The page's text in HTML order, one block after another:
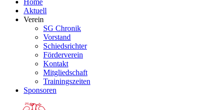
Home
Aktuell
Verein
SG Chronik
Vorstand
Schiedsrichter
Förderverein
Kontakt
Mitgliedschaft
Trainingszeiten
Sponsoren